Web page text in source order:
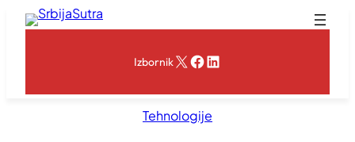
Skoči
IzbornikX Facebook
LinkedIn
Tehnologije